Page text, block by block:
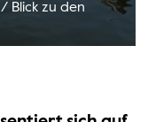
/ Blick zu den